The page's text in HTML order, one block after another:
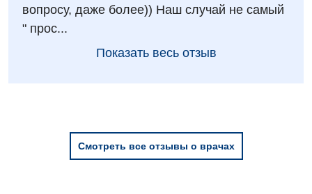
вопросу, даже более)) Наш случай не самый
" прос...
Показать весь отзыв
Смотреть все отзывы о врачах